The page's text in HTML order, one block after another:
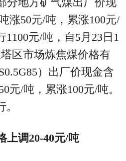
涨50元/吨，累涨100元/
元/吨，自5月23日1
区市场炼焦煤价格有
）出厂价现金含
元/吨，累涨100元/吨。
上调20-40元/吨